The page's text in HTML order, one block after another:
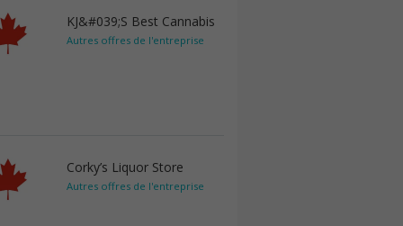
KJ&#039;S Best Cannabis
Autres offres de l'entreprise
Corky’s Liquor Store
Autres offres de l'entreprise